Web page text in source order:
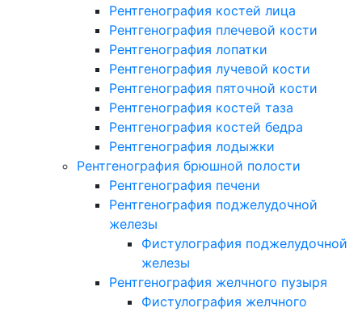
Рентгенография костей лица
Рентгенография плечевой кости
Рентгенография лопатки
Рентгенография лучевой кости
Рентгенография пяточной кости
Рентгенография костей таза
Рентгенография костей бедра
Рентгенография лодыжки
Рентгенография брюшной полости
Рентгенография печени
Рентгенография поджелудочной
железы
Фистулография поджелудочной
железы
Рентгенография желчного пузыря
Фистулография желчного